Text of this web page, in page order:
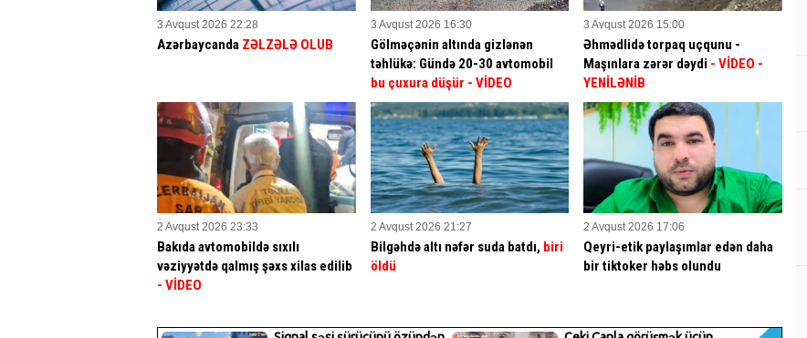
3 Avqust 2026 22:28
Azərbaycanda ZƏLZƏLƏ OLUB
3 Avqust 2026 16:30
Gölməçənin altında gizlənən
təhlükə: Gündə 20-30 avtomobil
bu çuxura düşür - VİDEO
3 Avqust 2026 15:00
Əhmədlidə torpaq uçqunu -
Maşınlara zərər dəydi - VİDEO -
YENİLƏNİB
2 Avqust 2026 23:33
Bakıda avtomobildə sıxılı
vəziyyətdə qalmış şəxs xilas edilib
- VİDEO
2 Avqust 2026 21:27
Bilgəhdə altı nəfər suda batdı, biri
öldü
2 Avqust 2026 17:06
Qeyri-etik paylaşımlar edən daha
bir tiktoker həbs olundu